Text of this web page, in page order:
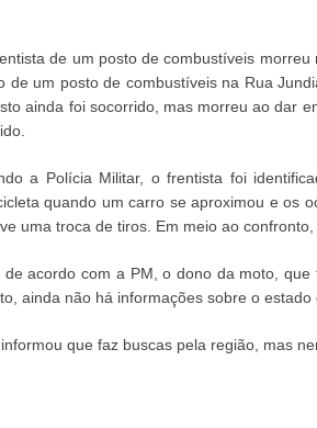
de um posto de combustíveis
de um posto de combustíveis na Rua
ainda foi socorrido, mas morreu ao dar
a Polícia Militar, o frentista foi
quando um carro se aproximou e os
uma troca de tiros. Em meio ao
de acordo com a PM, o dono da moto,
ainda não há informações sobre o estado
que faz buscas pela região, mas